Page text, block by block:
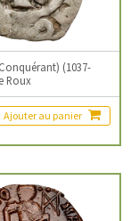
(1037-
Roux
Ajouter au panier